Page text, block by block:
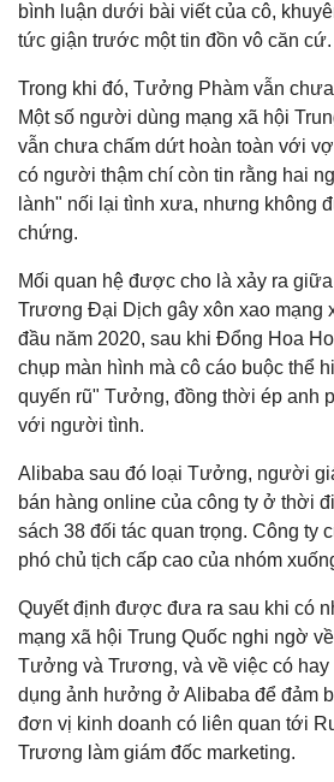
bình luận dưới bài viết của cô,
tức giận trước một tin đồn vô căn cứ.
Trong khi đó, Tưởng Phàm vẫn
Một số người dùng mạng xã hội
vẫn chưa chấm dứt hoàn toàn với
có người thậm chí còn tin rằng hai
lành" nối lại tình xưa, nhưng không
chứng.
Mối quan hệ được cho là xảy ra
Trương Đại Dịch gây xôn xao mạng
đầu năm 2020, sau khi Đổng Hoa
chụp màn hình mà cô cáo buộc thể
quyến rũ" Tưởng, đồng thời ép anh
với người tình.
Alibaba sau đó loại Tưởng, người
bán hàng online của công ty ở thời
sách 38 đối tác quan trọng. Công ty
phó chủ tịch cấp cao của nhóm
Quyết định được đưa ra sau khi có
mạng xã hội Trung Quốc nghi ngờ
Tưởng và Trương, và về việc có
dụng ảnh hưởng ở Alibaba để đảm
đơn vị kinh doanh có liên quan tới
Trương làm giám đốc marketing.